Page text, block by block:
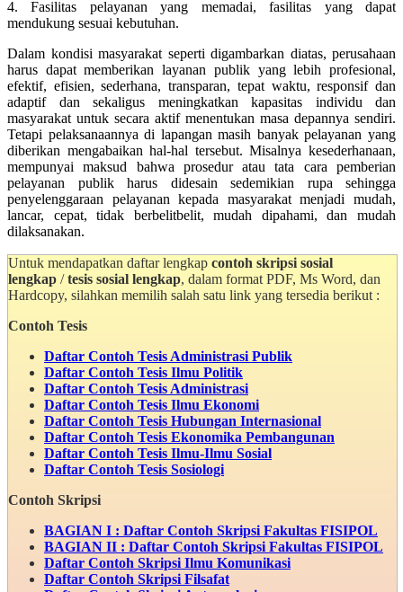
4. Fasilitas pelayanan yang memadai, fasilitas yang dapat
mendukung sesuai kebutuhan.
Dalam kondisi masyarakat seperti digambarkan diatas, perusahaan
harus dapat memberikan layanan publik yang lebih profesional,
efektif, efisien, sederhana, transparan, tepat waktu, responsif dan
adaptif dan sekaligus meningkatkan kapasitas individu dan
masyarakat untuk secara aktif menentukan masa depannya sendiri.
Tetapi pelaksanaannya di lapangan masih banyak pelayanan yang
diberikan mengabaikan hal-hal tersebut. Misalnya kesederhanaan,
mempunyai maksud bahwa prosedur atau tata cara pemberian
pelayanan publik harus didesain sedemikian rupa sehingga
penyelenggaraan pelayanan kepada masyarakat menjadi mudah,
lancar, cepat, tidak berbelitbelit, mudah dipahami, dan mudah
dilaksanakan.
Untuk mendapatkan daftar lengkap contoh skripsi sosial
lengkap /tesis sosial lengkap, dalam format PDF, Ms Word, dan
Hardcopy, silahkan memilih salah satu link yang tersedia berikut :
Contoh Tesis
Daftar Contoh Tesis Administrasi Publik
Daftar Contoh Tesis Ilmu Politik
Daftar Contoh Tesis Administrasi
Daftar Contoh Tesis Ilmu Ekonomi
Daftar Contoh Tesis Hubungan Internasional
Daftar Contoh Tesis Ekonomika Pembangunan
Daftar Contoh Tesis Ilmu-Ilmu Sosial
Daftar Contoh Tesis Sosiologi
Contoh Skripsi
BAGIAN I : Daftar Contoh Skripsi Fakultas FISIPOL
BAGIAN II : Daftar Contoh Skripsi Fakultas FISIPOL
Daftar Contoh Skripsi Ilmu Komunikasi
Daftar Contoh Skripsi Filsafat